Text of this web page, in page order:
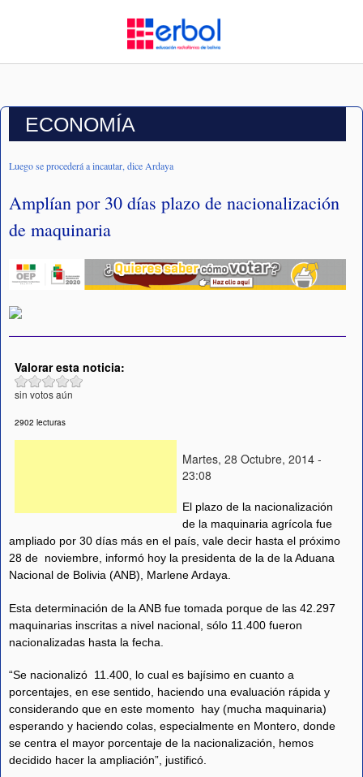
ECONOMÍA
Luego se procederá a incautar, dice Ardaya
Amplían por 30 días plazo de nacionalización
de maquinaria
Valorar esta noticia:
sin votos aún
2902 lecturas
Martes, 28 Octubre, 2014 -
23:08
El plazo de la nacionalización
de la maquinaria agrícola fue
ampliado por 30 días más en el país, vale decir hasta el próximo
28 de noviembre, informó hoy la presidenta de la de la Aduana
Nacional de Bolivia (ANB), Marlene Ardaya.
Esta determinación de la ANB fue tomada porque de las 42.297
maquinarias inscritas a nivel nacional, sólo 11.400 fueron
nacionalizadas hasta la fecha.
“Se nacionalizó 11.400, lo cual es bajísimo en cuanto a
porcentajes, en ese sentido, haciendo una evaluación rápida y
considerando que en este momento hay (mucha maquinaria)
esperando y haciendo colas, especialmente en Montero, donde
se centra el mayor porcentaje de la nacionalización, hemos
decidido hacer la ampliación”, justificó.